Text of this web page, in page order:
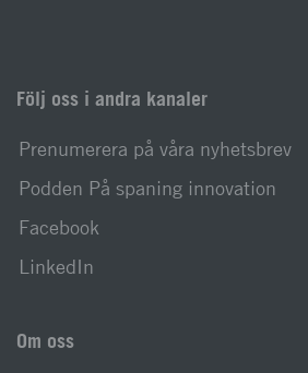
Följ oss i andra kanaler
Prenumerera på våra nyhetsbrev
Podden På spaning innovation
Facebook
LinkedIn
Om oss